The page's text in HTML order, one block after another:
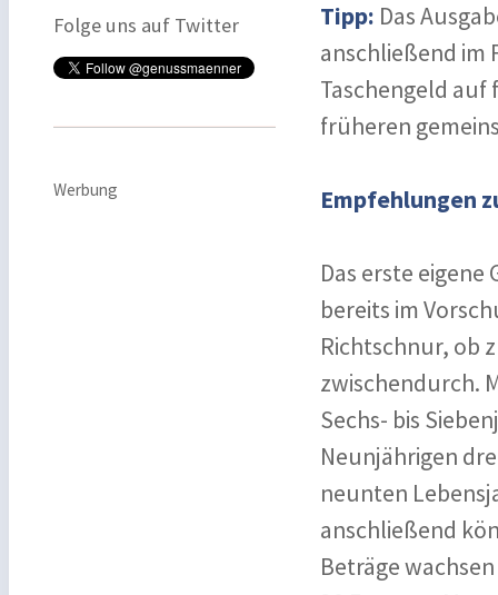
Folge uns auf Twitter
Werbung
Tipp: Das
anschließend im
Taschengeld auf
früheren
Empfehlungen
Das erste
bereits im
Richtschnur, ob
zwischendurch.
Sechs- bis
Neunjährigen
neunten
anschließend
Beträge